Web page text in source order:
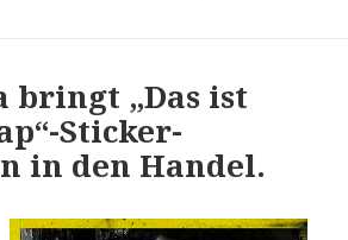
bringt „Das ist
Sticker-
in den Handel.